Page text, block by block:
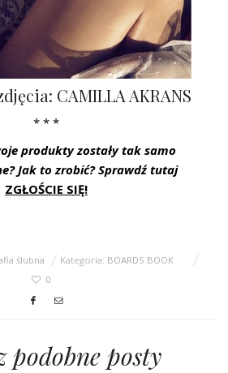
CAMILLA AKRANS
* * *
produkty zostały tak samo
Jak to zrobić? Sprawdź tutaj
ZGŁOŚCIE SIĘ!
ślubna Kategoria: BOARDS BOOK
0
podobne posty